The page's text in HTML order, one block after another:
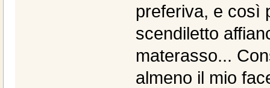
preferiva, e così
scendiletto
materasso...
almeno il mio